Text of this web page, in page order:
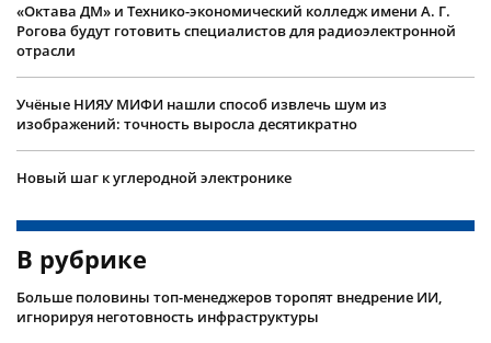
«Октава ДМ» и Технико-экономический колледж имени А. Г.
Рогова будут готовить специалистов для радиоэлектронной
отрасли
Учëные НИЯУ МИФИ нашли способ извлечь шум из
изображений: точность выросла десятикратно
Новый шаг к углеродной электронике
В рубрике
Больше половины топ-менеджеров торопят внедрение ИИ,
игнорируя неготовность инфраструктуры